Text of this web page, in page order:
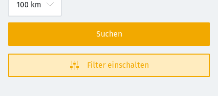
Suchen
Filter einschalten